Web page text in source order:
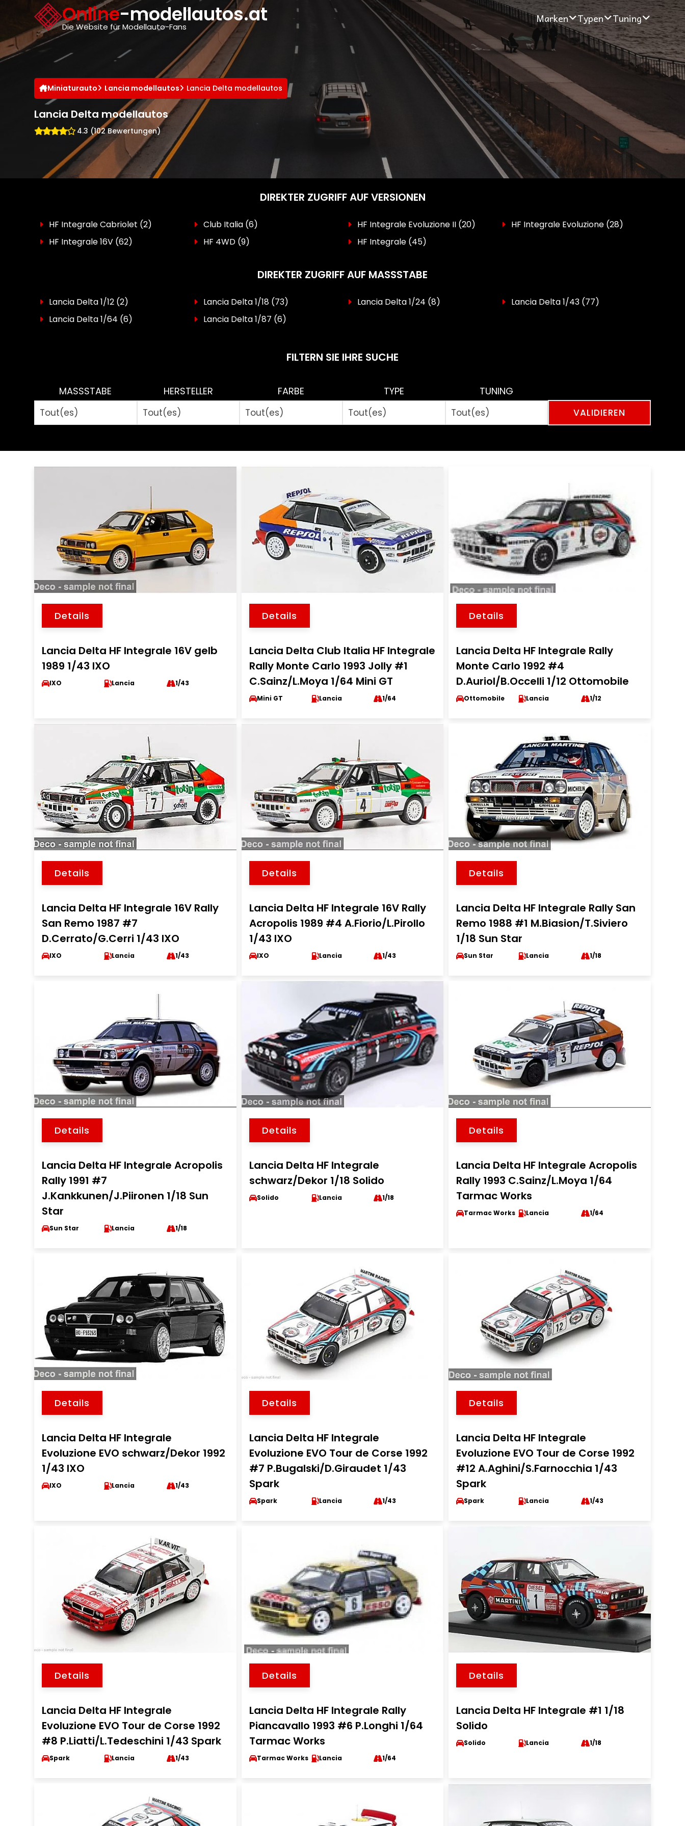
Online-modellautos.at
Die Website für Modellauto-Fans
Marken Typen Tuning
Miniaturauto Lancia modellautos Lancia Delta modellautos
Lancia Delta modellautos
4.3 (102 Bewertungen)
DIREKTER ZUGRIFF AUF VERSIONEN
HF Integrale Cabriolet (2) Club Italia (6) HF Integrale Evoluzione II (20) HF Integrale Evoluzione (28)
HF Integrale 16V (62) HF 4WD (9) HF Integrale (45)
DIREKTER ZUGRIFF AUF MASSSTABE
Lancia Delta 1/12 (2) Lancia Delta 1/18 (73) Lancia Delta 1/24 (8) Lancia Delta 1/43 (77)
Lancia Delta 1/64 (6) Lancia Delta 1/87 (6)
FILTERN SIE IHRE SUCHE
MASSSTABE HERSTELLER FARBE TYPE TUNING
Details
Lancia Delta HF Integrale 16V gelb
1989 1/43 IXO
IXO Lancia 1/43
Details
Lancia Delta Club Italia HF Integrale
Rally Monte Carlo 1993 Jolly #1
C.Sainz/L.Moya 1/64 Mini GT
Mini GT Lancia 1/64
Details
Lancia Delta HF Integrale Rally
Monte Carlo 1992 #4
D.Auriol/B.Occelli 1/12 Ottomobile
Ottomobile Lancia 1/12
Details
Lancia Delta HF Integrale 16V Rally
San Remo 1987 #7
D.Cerrato/G.Cerri 1/43 IXO
IXO Lancia 1/43
Details
Lancia Delta HF Integrale 16V Rally
Acropolis 1989 #4 A.Fiorio/L.Pirollo
1/43 IXO
IXO Lancia 1/43
Details
Lancia Delta HF Integrale Rally San
Remo 1988 #1 M.Biasion/T.Siviero
1/18 Sun Star
Sun Star Lancia 1/18
Details
Lancia Delta HF Integrale Acropolis
Rally 1991 #7
J.Kankkunen/J.Piironen 1/18 Sun
Star
Sun Star Lancia 1/18
Details
Lancia Delta HF Integrale
schwarz/Dekor 1/18 Solido
Solido Lancia 1/18
Details
Lancia Delta HF Integrale Acropolis
Rally 1993 C.Sainz/L.Moya 1/64
Tarmac Works
Tarmac Works Lancia 1/64
Details
Lancia Delta HF Integrale
Evoluzione EVO schwarz/Dekor 1992
1/43 IXO
IXO Lancia 1/43
Details
Lancia Delta HF Integrale
Evoluzione EVO Tour de Corse 1992
#7 P.Bugalski/D.Giraudet 1/43
Spark
Spark Lancia 1/43
Details
Lancia Delta HF Integrale
Evoluzione EVO Tour de Corse 1992
#12 A.Aghini/S.Farnocchia 1/43
Spark
Spark Lancia 1/43
Details
Lancia Delta HF Integrale
Evoluzione EVO Tour de Corse 1992
#8 P.Liatti/L.Tedeschini 1/43 Spark
Spark Lancia 1/43
Details
Lancia Delta HF Integrale Rally
Piancavallo 1993 #6 P.Longhi 1/64
Tarmac Works
Tarmac Works Lancia 1/64
Details
Lancia Delta HF Integrale #1 1/18
Solido
Solido Lancia 1/18
Cookie-Einstellungen